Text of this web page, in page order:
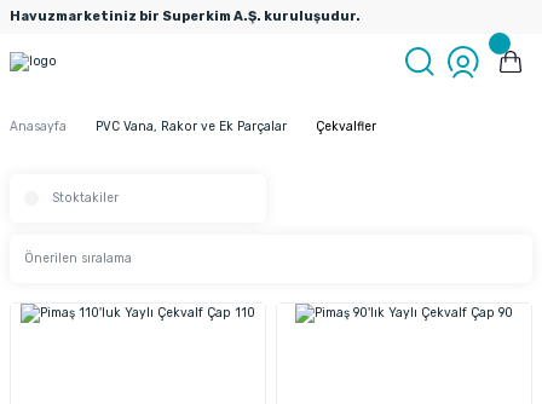
Havuzmarketiniz bir Superkim A.Ş. kuruluşudur.
Anasayfa PVC Vana, Rakor ve Ek Parçalar Çekvalfler
Stoktakiler